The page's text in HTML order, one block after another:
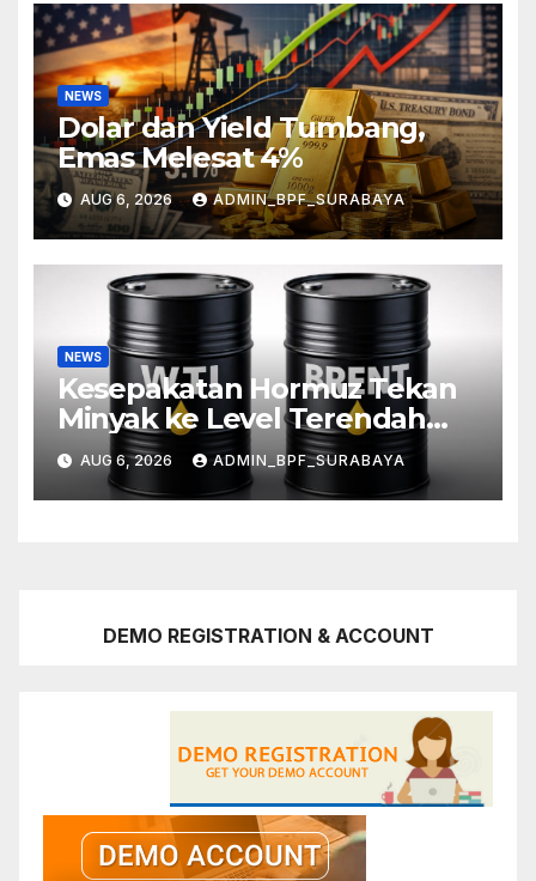
NEWS
Dolar dan Yield Tumbang,
Emas Melesat 4%
AUG 6, 2026 ADMIN_BPF_SURABAYA
NEWS
Kesepakatan Hormuz Tekan
Minyak ke Level Terendah
Sebulan
AUG 6, 2026 ADMIN_BPF_SURABAYA
DEMO REGISTRATION & ACCOUNT